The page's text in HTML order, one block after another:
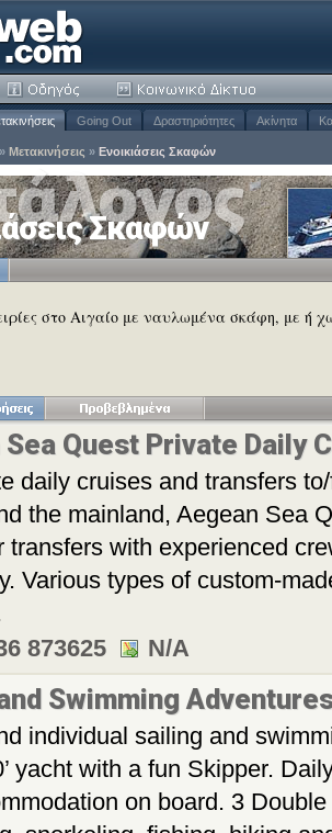
Going Out Δραστηριότητες Ακίνητα
» Μετακινήσεις » Ενοικιάσεις Σκαφών
Σκαφών
στο Αιγαίο με ναυλωμένα σκάφη, με ή
Quest Private Daily
daily cruises and transfers
the mainland, Aegean Sea
transfers with experienced
Various types of custom-
873625
N/A
Swimming
individual sailing and
yacht with a fun Skipper.
on board. 3